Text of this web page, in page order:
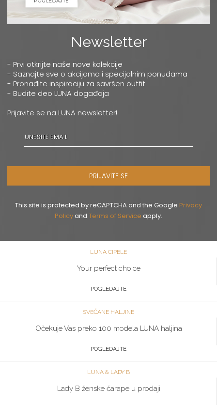
Newsletter
- Prvi otkrijte naše nove kolekcije
- Saznajte sve o akcijama i specijalnim ponudama
- Pronađite inspiraciju za savršen outfit
- Budite deo LUNA događaja
Prijavite se na LUNA newsletter!
PRIJAVITE SE
This site is protected by reCAPTCHA and the Google Privacy
Policyand Terms of Service apply.
LUNA CIPELE
Your perfect choice
POGLEDAJTE
SVEČANE HALJINE
Očekuje Vas preko 100 modela LUNA haljina
POGLEDAJTE
LUNA & LADY B
Lady B ženske čarape u prodaji